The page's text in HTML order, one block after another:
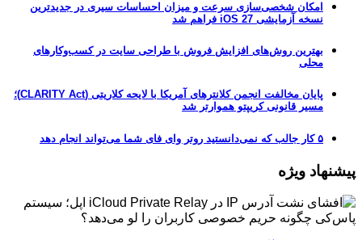
امکان شخصی‌سازی سرعت و میزان احساسات سیری در جدیدترین
نسخه آزمایشی iOS 27 فراهم شد
بهترین روش‌های افزایش فروش با طراحی سایت در کسب‌وکارهای
محلی
پایان مخالفت انجمن کلانترهای آمریکا با لایحه کلاریتی (CLARITY Act)؛
مسیر قانونی کریپتو هموارتر شد
۵ کار جالب که نمی‌دانستید روتر وای فای شما می‌تواند انجام دهد
پیشنهاد ویژه